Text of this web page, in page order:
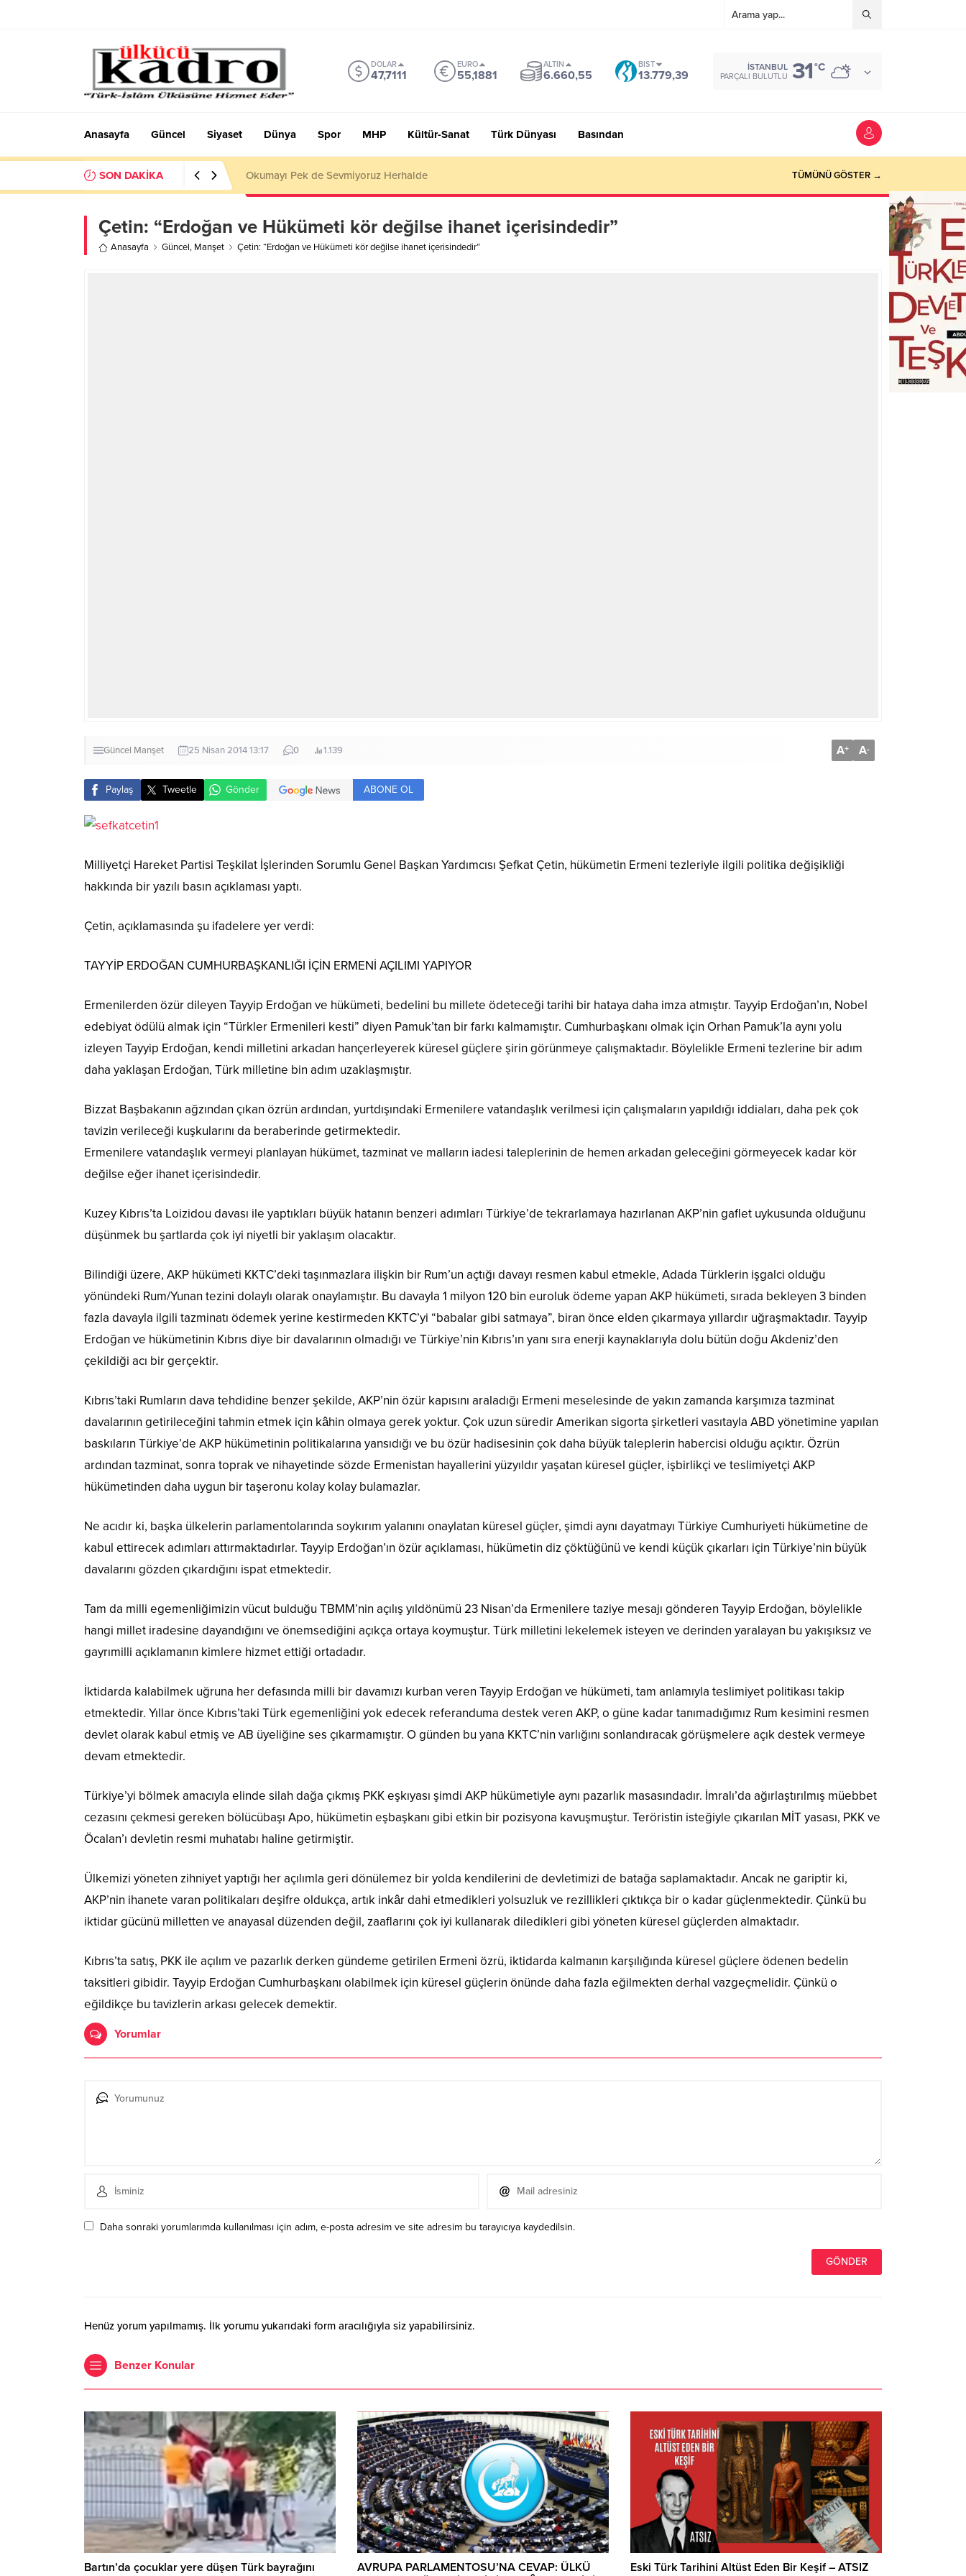
DOLAR
47,7111
EURO
55,1881
ALTIN
6.660,55
BIST
13.779,39
İSTANBUL
PARÇALI BULUTLU 31°C
Anasayfa Güncel Siyaset Dünya Spor MHP Kültür-Sanat Türk Dünyası Basından
SON DAKİKA BİR AKADEMİDEN DAHA FAZLASI TÜMÜNÜ GÖSTER →
Çetin: “Erdoğan ve Hükümeti kör değilse ihanet içerisindedir”
Anasayfa Güncel, Manşet Çetin: “Erdoğan ve Hükümeti kör değilse ihanet içerisindedir”
Güncel Manşet 25 Nisan 2014 13:17 0 1.139 A+ A-
Paylaş Tweetle Gönder ABONE OL
Milliyetçi Hareket Partisi Teşkilat İşlerinden Sorumlu Genel Başkan Yardımcısı Şefkat Çetin, hükümetin Ermeni tezleriyle ilgili politika değişikliği
hakkında bir yazılı basın açıklaması yaptı.
Çetin, açıklamasında şu ifadelere yer verdi:
TAYYİP ERDOĞAN CUMHURBAŞKANLIĞI İÇİN ERMENİ AÇILIMI YAPIYOR
Ermenilerden özür dileyen Tayyip Erdoğan ve hükümeti, bedelini bu millete ödeteceği tarihi bir hataya daha imza atmıştır. Tayyip Erdoğan’ın, Nobel
edebiyat ödülü almak için “Türkler Ermenileri kesti” diyen Pamuk’tan bir farkı kalmamıştır. Cumhurbaşkanı olmak için Orhan Pamuk’la aynı yolu
izleyen Tayyip Erdoğan, kendi milletini arkadan hançerleyerek küresel güçlere şirin görünmeye çalışmaktadır. Böylelikle Ermeni tezlerine bir adım
daha yaklaşan Erdoğan, Türk milletine bin adım uzaklaşmıştır.
Bizzat Başbakanın ağzından çıkan özrün ardından, yurtdışındaki Ermenilere vatandaşlık verilmesi için çalışmaların yapıldığı iddiaları, daha pek çok
tavizin verileceği kuşkularını da beraberinde getirmektedir.
Ermenilere vatandaşlık vermeyi planlayan hükümet, tazminat ve malların iadesi taleplerinin de hemen arkadan geleceğini görmeyecek kadar kör
değilse eğer ihanet içerisindedir.
Kuzey Kıbrıs’ta Loizidou davası ile yaptıkları büyük hatanın benzeri adımları Türkiye’de tekrarlamaya hazırlanan AKP’nin gaflet uykusunda olduğunu
düşünmek bu şartlarda çok iyi niyetli bir yaklaşım olacaktır.
Bilindiği üzere, AKP hükümeti KKTC’deki taşınmazlara ilişkin bir Rum’un açtığı davayı resmen kabul etmekle, Adada Türklerin işgalci olduğu
yönündeki Rum/Yunan tezini dolaylı olarak onaylamıştır. Bu davayla 1 milyon 120 bin euroluk ödeme yapan AKP hükümeti, sırada bekleyen 3 binden
fazla davayla ilgili tazminatı ödemek yerine kestirmeden KKTC’yi “babalar gibi satmaya”, biran önce elden çıkarmaya yıllardır uğraşmaktadır. Tayyip
Erdoğan ve hükümetinin Kıbrıs diye bir davalarının olmadığı ve Türkiye’nin Kıbrıs’ın yanı sıra enerji kaynaklarıyla dolu bütün doğu Akdeniz’den
çekildiği acı bir gerçektir.
Kıbrıs’taki Rumların dava tehdidine benzer şekilde, AKP’nin özür kapısını araladığı Ermeni meselesinde de yakın zamanda karşımıza tazminat
davalarının getirileceğini tahmin etmek için kâhin olmaya gerek yoktur. Çok uzun süredir Amerikan sigorta şirketleri vasıtayla ABD yönetimine yapılan
baskıların Türkiye’de AKP hükümetinin politikalarına yansıdığı ve bu özür hadisesinin çok daha büyük taleplerin habercisi olduğu açıktır. Özrün
ardından tazminat, sonra toprak ve nihayetinde sözde Ermenistan hayallerini yüzyıldır yaşatan küresel güçler, işbirlikçi ve teslimiyetçi AKP
hükümetinden daha uygun bir taşeronu kolay kolay bulamazlar.
Ne acıdır ki, başka ülkelerin parlamentolarında soykırım yalanını onaylatan küresel güçler, şimdi aynı dayatmayı Türkiye Cumhuriyeti hükümetine de
kabul ettirecek adımları attırmaktadırlar. Tayyip Erdoğan’ın özür açıklaması, hükümetin diz çöktüğünü ve kendi küçük çıkarları için Türkiye’nin büyük
davalarını gözden çıkardığını ispat etmektedir.
Tam da milli egemenliğimizin vücut bulduğu TBMM’nin açılış yıldönümü 23 Nisan’da Ermenilere taziye mesajı gönderen Tayyip Erdoğan, böylelikle
hangi millet iradesine dayandığını ve önemsediğini açıkça ortaya koymuştur. Türk milletini lekelemek isteyen ve derinden yaralayan bu yakışıksız ve
gayrımilli açıklamanın kimlere hizmet ettiği ortadadır.
İktidarda kalabilmek uğruna her defasında milli bir davamızı kurban veren Tayyip Erdoğan ve hükümeti, tam anlamıyla teslimiyet politikası takip
etmektedir. Yıllar önce Kıbrıs’taki Türk egemenliğini yok edecek referanduma destek veren AKP, o güne kadar tanımadığımız Rum kesimini resmen
devlet olarak kabul etmiş ve AB üyeliğine ses çıkarmamıştır. O günden bu yana KKTC’nin varlığını sonlandıracak görüşmelere açık destek vermeye
devam etmektedir.
Türkiye’yi bölmek amacıyla elinde silah dağa çıkmış PKK eşkıyası şimdi AKP hükümetiyle aynı pazarlık masasındadır. İmralı’da ağırlaştırılmış müebbet
cezasını çekmesi gereken bölücübaşı Apo, hükümetin eşbaşkanı gibi etkin bir pozisyona kavuşmuştur. Teröristin isteğiyle çıkarılan MİT yasası, PKK ve
Öcalan’ı devletin resmi muhatabı haline getirmiştir.
Ülkemizi yöneten zihniyet yaptığı her açılımla geri dönülemez bir yolda kendilerini de devletimizi de batağa saplamaktadır. Ancak ne gariptir ki,
AKP’nin ihanete varan politikaları deşifre oldukça, artık inkâr dahi etmedikleri yolsuzluk ve rezillikleri çıktıkça bir o kadar güçlenmektedir. Çünkü bu
iktidar gücünü milletten ve anayasal düzenden değil, zaaflarını çok iyi kullanarak diledikleri gibi yöneten küresel güçlerden almaktadır.
Kıbrıs’ta satış, PKK ile açılım ve pazarlık derken gündeme getirilen Ermeni özrü, iktidarda kalmanın karşılığında küresel güçlere ödenen bedelin
taksitleri gibidir. Tayyip Erdoğan Cumhurbaşkanı olabilmek için küresel güçlerin önünde daha fazla eğilmekten derhal vazgeçmelidir. Çünkü o
eğildikçe bu tavizlerin arkası gelecek demektir.
Yorumlar
Daha sonraki yorumlarımda kullanılması için adım, e-posta adresim ve site adresim bu tarayıcıya kaydedilsin.
Henüz yorum yapılmamış. İlk yorumu yukarıdaki form aracılığıyla siz yapabilirsiniz.
Benzer Konular
Bartın’da çocuklar yere düşen Türk bayrağını
AVRUPA PARLAMENTOSU’NA CEVAP: ÜLKÜ
Eski Türk Tarihini Altüst Eden Bir Keşif – ATSIZ